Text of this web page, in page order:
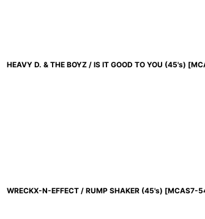
HEAVY D. & THE BOYZ / IS IT GOOD TO YOU (45's) [
WRECKX-N-EFFECT / RUMP SHAKER (45's) [MCAS7-